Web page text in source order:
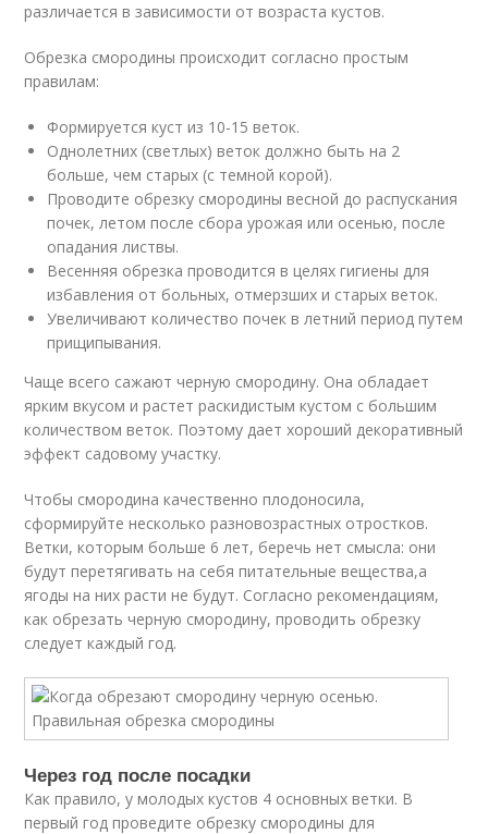
различается в зависимости от возраста кустов.
Обрезка смородины происходит согласно простым
правилам:
Формируется куст из 10-15 веток.
Однолетних (светлых) веток должно быть на 2
больше, чем старых (с темной корой).
Проводите обрезку смородины весной до распускания
почек, летом после сбора урожая или осенью, после
опадания листвы.
Весенняя обрезка проводится в целях гигиены для
избавления от больных, отмерзших и старых веток.
Увеличивают количество почек в летний период путем
прищипывания.
Чаще всего сажают черную смородину. Она обладает
ярким вкусом и растет раскидистым кустом с большим
количеством веток. Поэтому дает хороший декоративный
эффект садовому участку.
Чтобы смородина качественно плодоносила,
сформируйте несколько разновозрастных отростков.
Ветки, которым больше 6 лет, беречь нет смысла: они
будут перетягивать на себя питательные вещества,а
ягоды на них расти не будут. Согласно рекомендациям,
как обрезать черную смородину, проводить обрезку
следует каждый год.
Через год после посадки
Как правило, у молодых кустов 4 основных ветки. В
первый год проведите обрезку смородины для